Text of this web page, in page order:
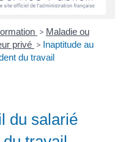
> Maladie ou
privé > Inaptitude au
du travail
du salarié